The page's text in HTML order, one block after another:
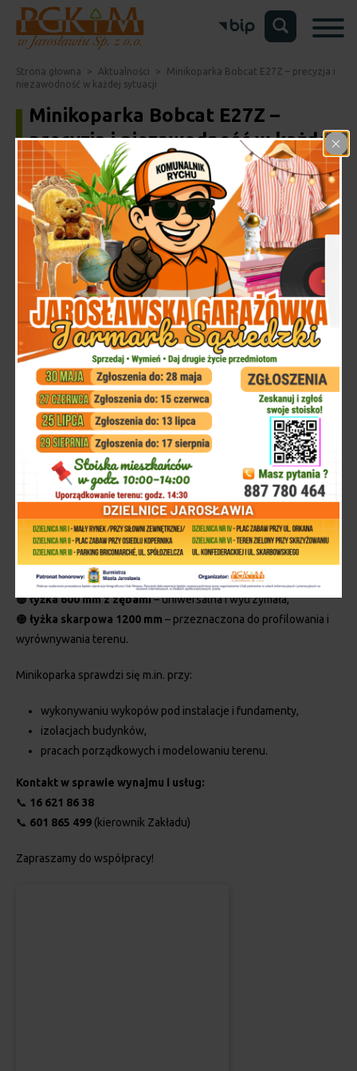
Strona głowna > Aktualności >
Minikoparka Bobcat E27Z – precyzja i
niezawodność w każdej sytuacji
Minikoparka Bobcat E27Z –
precyzja i niezawodność w każdej
sytuacji
Dodane: 31 lipca 2025 r.
Zakład Remontowy i Ciepłownictwa PGKiM w Jarosławiu Sp. z o.o.
oferuje wynajem minikoparkiBobcat E27Z
– nowoczesnej
maszyny idealnej do prac ziemnych, budowlanych oraz
porządkowych, również w trudno dostępnych miejscach.
Dostępne wyposażenie:
łyżka 300 mm z zębami– doskonała do precyzyjnych prac
ziemnych,
🟠łyżka 600 mm z zębami– uniwersalna i wytrzymała,
🟠 łyżka skarpowa 1200 mm – przeznaczona do profilowania i
wyrównywania terenu.
Minikoparka sprawdzi się m.in. przy:
wykonywaniu wykopów pod instalacje i fundamenty,
izolacjach budynków,
pracach porządkowych i modelowaniu terenu.
Kontakt w sprawie wynajmu i usług:
📞 16 621 86 38
📞 601 865 499 (kierownik Zakładu)
Zapraszamy do współpracy!